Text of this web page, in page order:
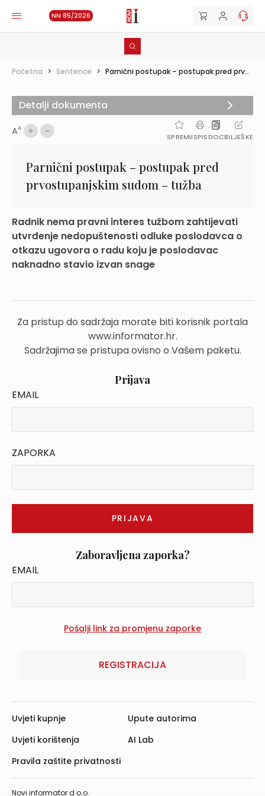
NN 85/2026
Početna > Sentence > Parnični postupak – postupak pred prv...
AA
SPREMIISPISDOCBILJEŠKE
Parnični postupak – postupak pred
prvostupanjskim sudom – tužba
Radnik nema pravni interes tužbom zahtijevati
utvrđenje nedopuštenosti odluke poslodavca o
otkazu ugovora o radu koju je poslodavac
naknadno stavio izvan snage
Za pristup do sadržaja morate biti korisnik portala
www.informator.hr.
Sadržajima se pristupa ovisno o Vašem paketu.
Prijava
EMAIL
ZAPORKA
Zaboravljena zaporka?
EMAIL
REGISTRACIJA
Detalji dokumenta
Novi informator d.o.o.
Uvjeti kupnje
Uvjeti korištenja
Pravila zaštite privatnosti
Upute autorima
AI Lab